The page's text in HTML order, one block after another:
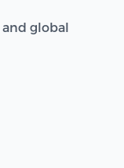
and global